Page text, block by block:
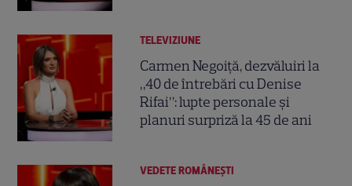
TELEVIZIUNE
Carmen Negoiță, dezvăluiri la
„40 de întrebări cu Denise
Rifai”: lupte personale și
planuri surpriză la 45 de ani
VEDETE ROMÂNEŞTI